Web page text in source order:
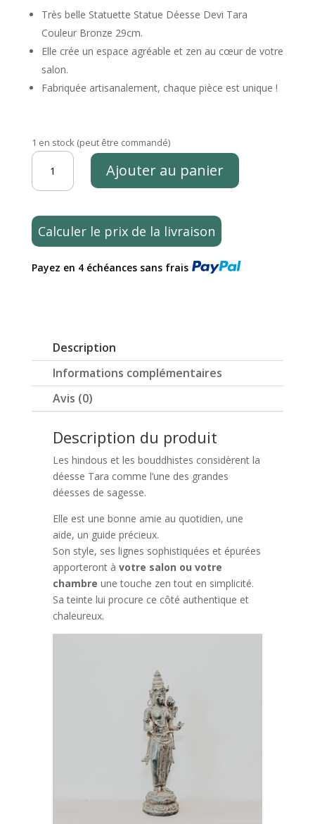
Très belle Statuette Statue Déesse Devi Tara
Couleur Bronze 29cm.
Elle crée un espace agréable et zen au cœur de votre
salon.
Fabriquée artisanalement, chaque pièce est unique !
1 en stock (peut être commandé)
quantité
Statuette
Déesse
Devi
Couleur
Ajouter au panier
Calculer le prix de la livraison
Payez en 4 échéances sans frais
Description
Informations complémentaires
Avis (0)
Description du produit
Les hindous et les bouddhistes considèrent la
déesse Tara comme l’une des grandes
déesses de sagesse.
Elle est une bonne amie au quotidien, une
aide, un guide précieux.
Son style, ses lignes sophistiquées et épurées
apporteront à votre salon ou votre
chambre une touche zen tout en simplicité.
Sa teinte lui procure ce côté authentique et
chaleureux.